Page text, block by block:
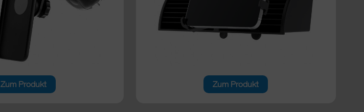
Zum Produkt Zum Produkt